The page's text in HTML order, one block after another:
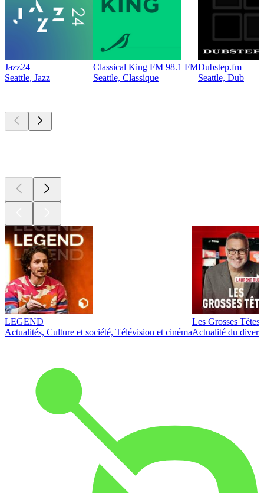
Jazz24
Seattle, Jazz
Classical King FM 98.1 FM
Seattle, Classique
Dubstep.fm
Seattle, Dub
LEGEND
Actualités, Culture et société, Télévision et cinéma
Les Grosses Têtes
Actualité du